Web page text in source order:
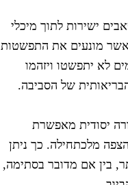
ישירות לתוך מיכלי
מונעים את התפשטות
לא יתפשטו ויזהמו
של הסביבה.
יסודית מאפשרת
מלכתחילה. כך ניתן
בין אם מדובר בסתימה,